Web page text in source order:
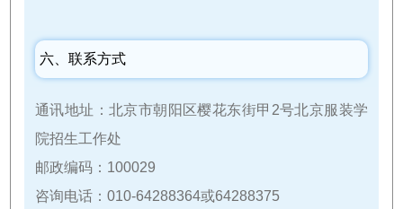
六、联系方式
通讯地址：北京市朝阳区樱花东街甲2号北京服装学
院招生工作处
邮政编码：100029
咨询电话：010-64288364或64288375